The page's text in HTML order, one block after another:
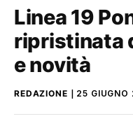
Linea 19
ripristinata
e novità
REDAZIONE 25 GIUGNO